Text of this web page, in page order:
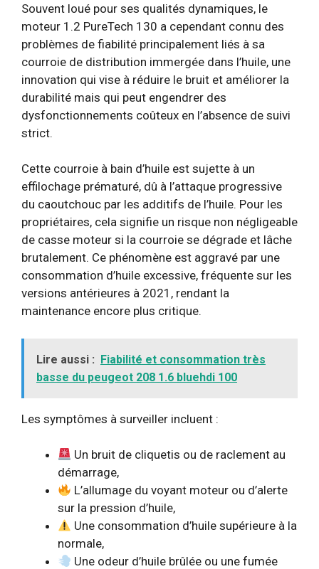
Souvent loué pour ses qualités dynamiques, le
moteur 1.2 PureTech 130 a cependant connu des
problèmes de fiabilité principalement liés à sa
courroie de distribution immergée dans l’huile, une
innovation qui vise à réduire le bruit et améliorer la
durabilité mais qui peut engendrer des
dysfonctionnements coûteux en l’absence de suivi
strict.
Cette courroie à bain d’huile est sujette à un
effilochage prématuré, dû à l’attaque progressive
du caoutchouc par les additifs de l’huile. Pour les
propriétaires, cela signifie un risque non négligeable
de casse moteur si la courroie se dégrade et lâche
brutalement. Ce phénomène est aggravé par une
consommation d’huile excessive, fréquente sur les
versions antérieures à 2021, rendant la
maintenance encore plus critique.
Lire aussi : Fiabilité et consommation très
basse du peugeot 208 1.6 bluehdi 100
Les symptômes à surveiller incluent :
Un bruit de cliquetis ou de raclement au
démarrage,
L’allumage du voyant moteur ou d’alerte
sur la pression d’huile,
Une consommation d’huile supérieure à la
normale,
Une odeur d’huile brûlée ou une fumée